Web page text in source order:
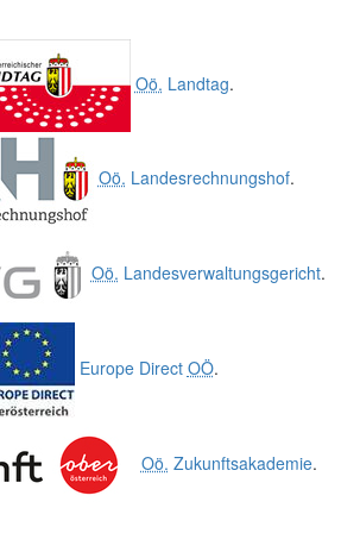
Oö. Landtag.
Oö. Landesrechnungshof.
Oö. Landesverwaltungsgericht.
Europe Direct OÖ.
Oö. Zukunftsakademie.